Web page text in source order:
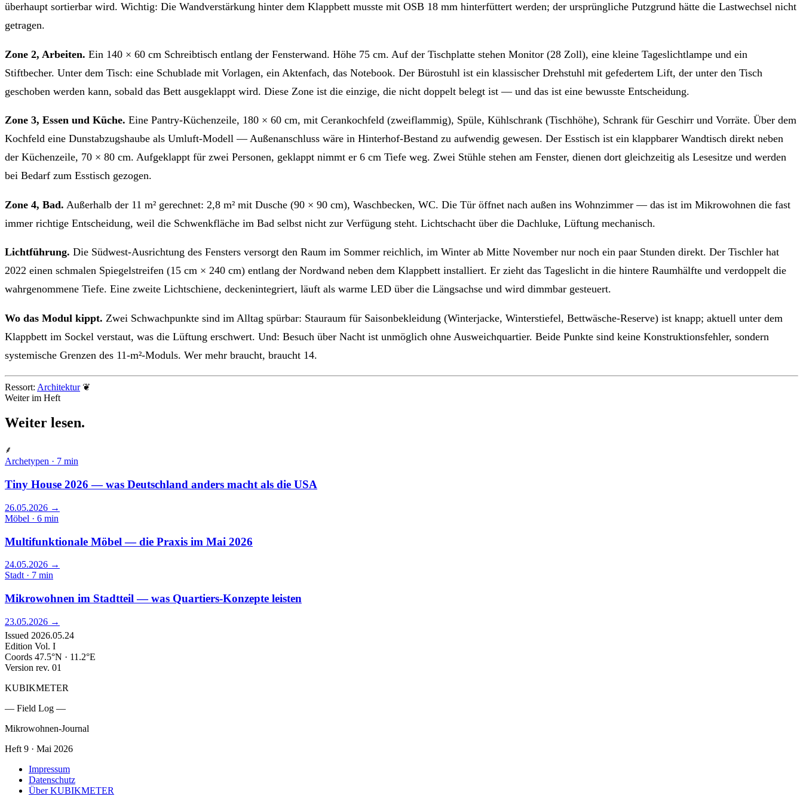
überhaupt sortierbar wird. Wichtig: Die Wandverstärkung hinter dem Klappbett musste mit OSB 18 mm hinterfüttert werden; der ursprüngliche Putzgrund hätte die Lastwechsel nicht
getragen.
Zone 2, Arbeiten. Ein 140 × 60 cm Schreibtisch entlang der Fensterwand. Höhe 75 cm. Auf der Tischplatte stehen Monitor (28 Zoll), eine kleine Tageslichtlampe und ein
Stiftbecher. Unter dem Tisch: eine Schublade mit Vorlagen, ein Aktenfach, das Notebook. Der Bürostuhl ist ein klassischer Drehstuhl mit gefedertem Lift, der unter den Tisch
geschoben werden kann, sobald das Bett ausgeklappt wird. Diese Zone ist die einzige, die nicht doppelt belegt ist — und das ist eine bewusste Entscheidung.
Zone 3, Essen und Küche. Eine Pantry-Küchenzeile, 180 × 60 cm, mit Cerankochfeld (zweiflammig), Spüle, Kühlschrank (Tischhöhe), Schrank für Geschirr und Vorräte. Über dem
Kochfeld eine Dunstabzugshaube als Umluft-Modell — Außenanschluss wäre in Hinterhof-Bestand zu aufwendig gewesen. Der Esstisch ist ein klappbarer Wandtisch direkt neben
der Küchenzeile, 70 × 80 cm. Aufgeklappt für zwei Personen, geklappt nimmt er 6 cm Tiefe weg. Zwei Stühle stehen am Fenster, dienen dort gleichzeitig als Lesesitze und werden
bei Bedarf zum Esstisch gezogen.
Zone 4, Bad. Außerhalb der 11 m² gerechnet: 2,8 m² mit Dusche (90 × 90 cm), Waschbecken, WC. Die Tür öffnet nach außen ins Wohnzimmer — das ist im Mikrowohnen die fast
immer richtige Entscheidung, weil die Schwenkfläche im Bad selbst nicht zur Verfügung steht. Lichtschacht über die Dachluke, Lüftung mechanisch.
Lichtführung. Die Südwest-Ausrichtung des Fensters versorgt den Raum im Sommer reichlich, im Winter ab Mitte November nur noch ein paar Stunden direkt. Der Tischler hat
2022 einen schmalen Spiegelstreifen (15 cm × 240 cm) entlang der Nordwand neben dem Klappbett installiert. Er zieht das Tageslicht in die hintere Raumhälfte und verdoppelt die
wahrgenommene Tiefe. Eine zweite Lichtschiene, deckenintegriert, läuft als warme LED über die Längsachse und wird dimmbar gesteuert.
Wo das Modul kippt. Zwei Schwachpunkte sind im Alltag spürbar: Stauraum für Saisonbekleidung (Winterjacke, Winterstiefel, Bettwäsche-Reserve) ist knapp; aktuell unter dem
Klappbett im Sockel verstaut, was die Lüftung erschwert. Und: Besuch über Nacht ist unmöglich ohne Ausweichquartier. Beide Punkte sind keine Konstruktionsfehler, sondern
systemische Grenzen des 11-m²-Moduls. Wer mehr braucht, braucht 14.
Ressort: Architektur ❦
Weiter im Heft
Weiter lesen.
⸙
Archetypen · 7 min
Tiny House 2026 — was Deutschland anders macht als die USA
26.05.2026 →
Möbel · 6 min
Multifunktionale Möbel — die Praxis im Mai 2026
24.05.2026 →
Stadt · 7 min
Mikrowohnen im Stadtteil — was Quartiers-Konzepte leisten
23.05.2026 →
Issued 2026.05.24
Edition Vol. I
Coords 47.5°N · 11.2°E
Version rev. 01
KUBIKMETER
— Field Log —
Mikrowohnen-Journal
Heft 9 · Mai 2026
Impressum
Datenschutz
Über KUBIKMETER